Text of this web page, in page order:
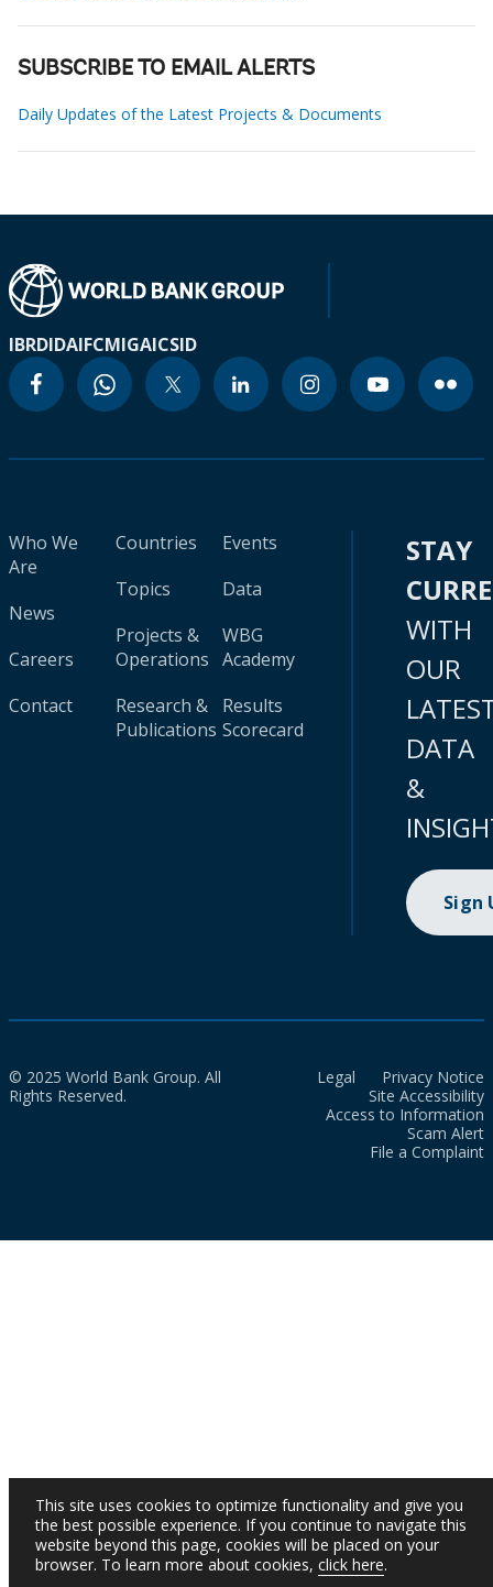
SUBSCRIBE TO EMAIL ALERTS
Daily Updates of the Latest Projects & Documents
IBRDIDAIFCMIGAICSID
Who We
Are
News
Careers
Contact
Countries
Topics
Projects &
Operations
Research &
Publications
Events
Data
WBG
Academy
Results
Scorecard
STAY
WITH
OUR
DATA
&
Sign
© 2025 World Bank Group. All
Rights Reserved.
Legal
Privacy Notice
Site Accessibility
Access to Information
Scam Alert
File a Complaint
This site uses cookies to optimize functionality and give you
the best possible experience. If you continue to navigate this
website beyond this page, cookies will be placed on your
browser. To learn more about cookies, click here.